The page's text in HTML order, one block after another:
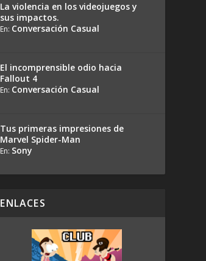
La violencia en los videojuegos y
sus impactos.
En: Conversación Casual
El incomprensible odio hacia
Fallout 4
En: Conversación Casual
Tus primeras impresiones de
Marvel Spider-Man
En: Sony
ENLACES